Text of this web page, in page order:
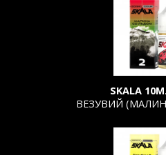
SKALA
ВЕЗУВИЙ